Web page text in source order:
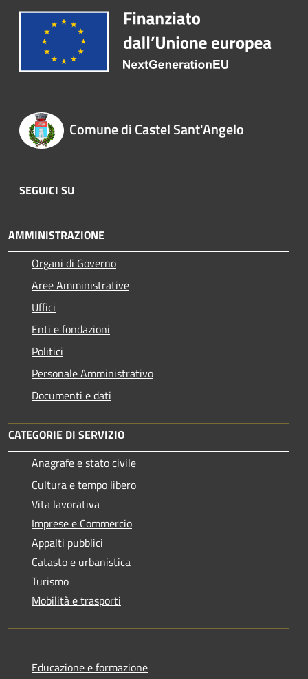
Comune di Castel Sant'Angelo
SEGUICI SU
AMMINISTRAZIONE
Organi di Governo
Aree Amministrative
Uffici
Enti e fondazioni
Politici
Personale Amministrativo
Documenti e dati
CATEGORIE DI SERVIZIO
Anagrafe e stato civile
Cultura e tempo libero
Vita lavorativa
Imprese e Commercio
Appalti pubblici
Catasto e urbanistica
Turismo
Mobilità e trasporti
Educazione e formazione